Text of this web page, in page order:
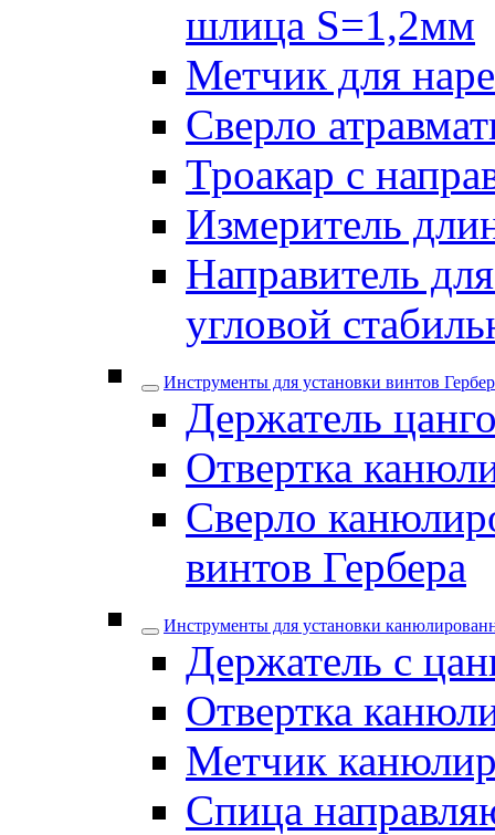
шлица S=1,2мм
Метчик для
Сверло
Троакар с
Измеритель
Направитель
угловой
Инструменты для установки винтов
Держатель
Отвертка
Сверло
винтов Гербера
Инструменты для установки
Держатель с
Отвертка
Метчик
Спица